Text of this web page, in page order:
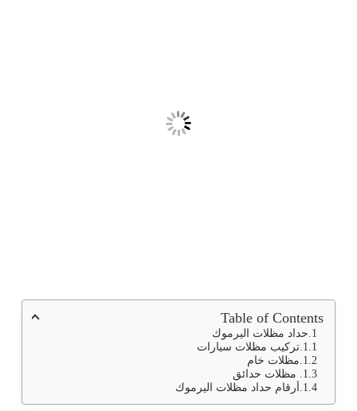
Table of Contents
حداد مظلات اليرموك
تركيب مظلات سيارات
مظلات خام
مظلات حدائق
أرقام حداد مظلات اليرموك